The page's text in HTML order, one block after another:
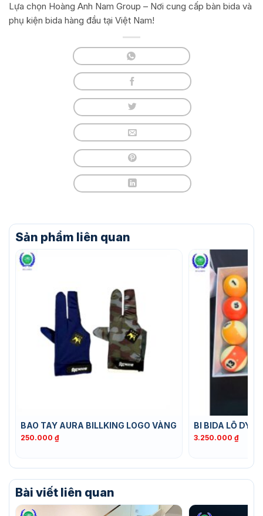
Lựa chọn Hoàng Anh Nam Group – Nơi cung cấp bàn bida và
phụ kiện bida hàng đầu tại Việt Nam!
Sản phẩm liên quan
BAO TAY AURA BILLKING LOGO VÀNG
250.000 ₫
BI BIDA LỖ
3.250.000₫
Bài viết liên quan